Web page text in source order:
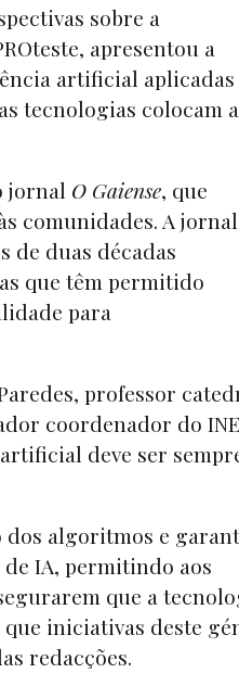
sobre a
apresentou a
artificial aplicadas
tecnologias colocam
jornal O Gaiense, que
comunidades. A
de duas décadas
que têm permitido
para
professor
coordenador do
deve ser
dos algoritmos e
IA, permitindo aos
que a
iniciativas deste
redacções.